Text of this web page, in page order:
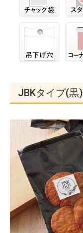
JBKタイプ(黒)